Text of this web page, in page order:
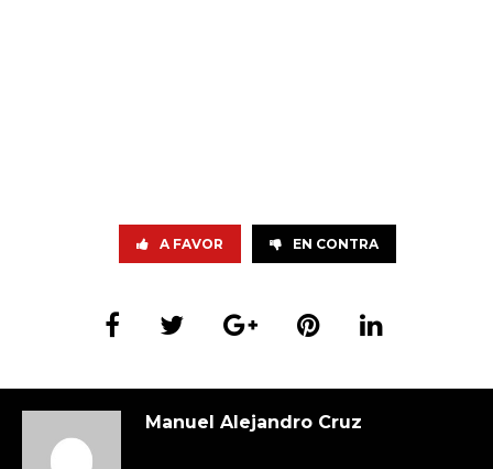
A FAVOR EN CONTRA
Manuel Alejandro Cruz